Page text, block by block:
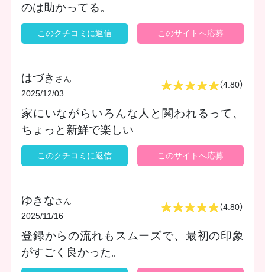
のは助かってる。
このクチコミに返信 このサイトへ応募
はづき さん
2025/12/03
（4.80）
家にいながらいろんな人と関われるって、
ちょっと新鮮で楽しい
このクチコミに返信 このサイトへ応募
ゆきなさん
2025/11/16
（4.80）
登録からの流れもスムーズで、最初の印象
がすごく良かった。